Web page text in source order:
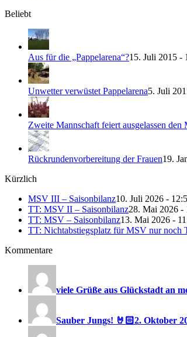
Beliebt
Aus für die „Pappelarena“?15. Juli 2015 -
Unwetter verwüstet Pappelarena5. Juli
Zweite Mannschaft feiert ausgelassen den
Rückrundenvorbereitung der Frauen19.
Kürzlich
MSV III – Saisonbilanz10. Juli 2026 -
TT: MSV II – Saisonbilanz28. Mai 2026 -
TT: MSV – Saisonbilanz13. Mai 2026 -
TT: Nichtabstiegsplatz für MSV nur noch
Kommentare
viele Grüße aus Glückstadt an
Sauber Jungs! 🤘🏻2. Oktober